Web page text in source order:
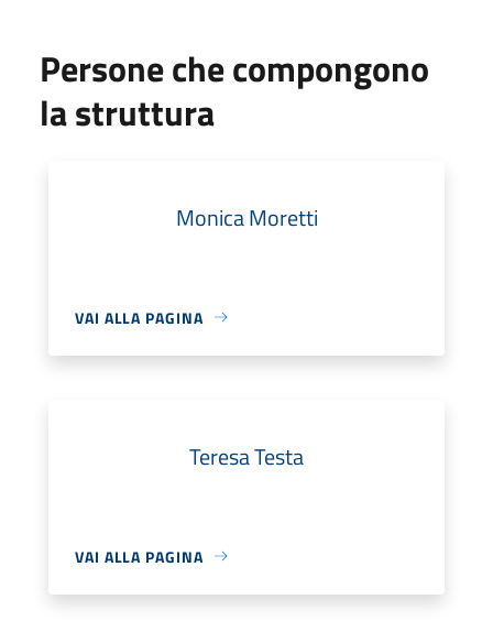
Persone che compongono
la struttura
Monica Moretti
VAI ALLA PAGINA
Teresa Testa
VAI ALLA PAGINA